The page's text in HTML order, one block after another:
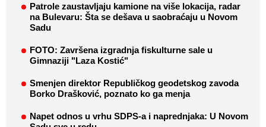
Patrole zaustavljaju kamione na više lokacija, radar
na Bulevaru: Šta se dešava u saobraćaju u Novom
Sadu
FOTO: Završena izgradnja fiskulturne sale u
Gimnaziji "Laza Kostić"
Smenjen direktor Republičkog geodetskog zavoda
Borko Drašković, poznato ko ga menja
Napet odnos u vrhu SDPS-a i naprednjaka: U Novom